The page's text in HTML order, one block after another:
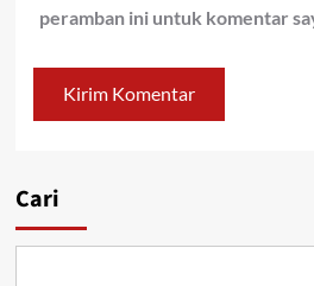
peramban ini untuk komentar
Cari